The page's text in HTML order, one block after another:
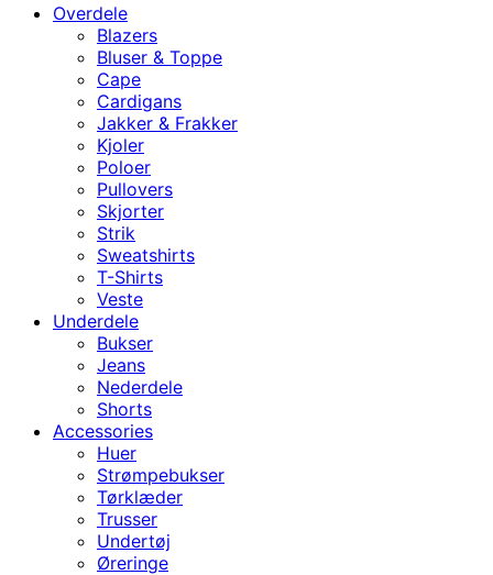
Overdele
Blazers
Bluser & Toppe
Cape
Cardigans
Jakker & Frakker
Kjoler
Poloer
Pullovers
Skjorter
Strik
Sweatshirts
T-Shirts
Veste
Underdele
Bukser
Jeans
Nederdele
Shorts
Accessories
Huer
Strømpebukser
Tørklæder
Trusser
Undertøj
Øreringe